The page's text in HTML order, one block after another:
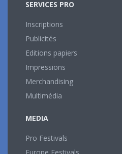
SERVICES PRO
Inscriptions
Publicités
Editions papiers
Impressions
Merchandising
Multimédia
MEDIA
Pro Festivals